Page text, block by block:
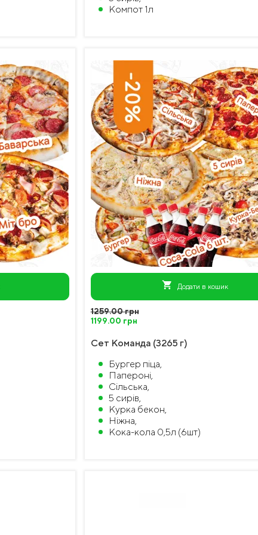
Компот 1л
shopping_cart Додати в кошик
1199.00 грн
1259.00 грн
Сет Команда (3265 г)
Бургер піца,
Папероні,
Сільська,
5 сирів,
Курка бекон,
Ніжна,
Кока-кола 0,5л (6шт)